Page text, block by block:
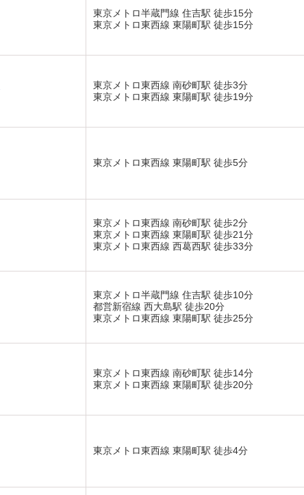
東京メトロ半蔵門線 住吉駅 徒歩15分
東京メトロ東西線 東陽町駅 徒歩15分
東京メトロ東西線 南砂町駅 徒歩3分
東京メトロ東西線 東陽町駅 徒歩19分
東京メトロ東西線 東陽町駅 徒歩5分
東京メトロ東西線 南砂町駅 徒歩2分
東京メトロ東西線 東陽町駅 徒歩21分
東京メトロ東西線 西葛西駅 徒歩33分
東京メトロ半蔵門線 住吉駅 徒歩10分
都営新宿線 西大島駅 徒歩20分
東京メトロ東西線 東陽町駅 徒歩25分
東京メトロ東西線 南砂町駅 徒歩14分
東京メトロ東西線 東陽町駅 徒歩20分
東京メトロ東西線 東陽町駅 徒歩4分